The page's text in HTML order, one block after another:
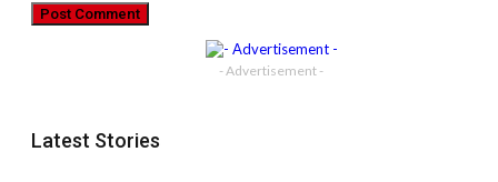
- Advertisement -
Latest Stories